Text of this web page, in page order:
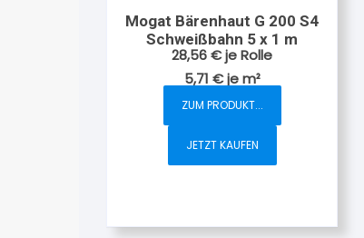
Mogat Bärenhaut G 200 S4
Schweißbahn 5 x 1 m
28,56€je Rolle
5,71 €jem²
ZUM PRODUKT...
JETZT KAUFEN